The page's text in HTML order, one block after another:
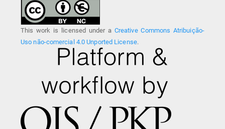
This work is licensed under a Creative Commons Atribuição-
Uso não-comercial 4.0 Unported License.